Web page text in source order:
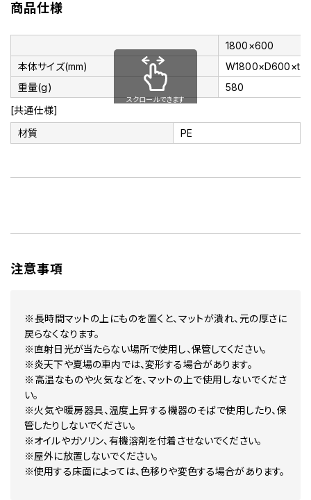
商品仕様
1800×600
本体サイズ(mm)
W1800×D600×t7
重量(g)
580
スクロールできます
[共通仕様]
材質
PE
注意事項
※長時間マットの上にものを置くと、マットが潰れ、元の厚さに
戻らなくなります。
※直射日光が当たらない場所で使用し、保管してください。
※炎天下や夏場の車内では、変形する場合があります。
※高温なものや火気などを、マットの上で使用しないでくださ
い。
※火気や暖房器具、温度上昇する機器のそばで使用したり、保
管したりしないでください。
※オイルやガソリン、有機溶剤を付着させないでください。
※屋外に放置しないでください。
※使用する床面によっては、色移りや変色する場合があります。